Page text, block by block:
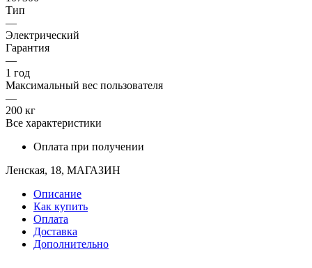
Тип
—
Электрический
Гарантия
—
1 год
Максимальный вес пользователя
—
200 кг
Все характеристики
Оплата при получении
Ленская, 18, МАГАЗИН
Описание
Как купить
Оплата
Доставка
Дополнительно